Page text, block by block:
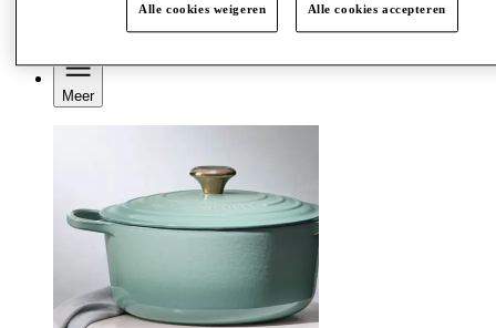
Het Tweede Leven
Meer
Alle cookies weigeren Alle cookies accepteren